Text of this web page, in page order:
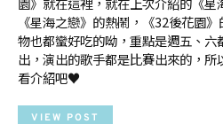
《星海之戀》的熱鬧，《32後花園
物也都蠻好吃的呦，重點是週五、
出，演出的歌手都是比賽出來的，
看介紹吧♥
VIEW POST